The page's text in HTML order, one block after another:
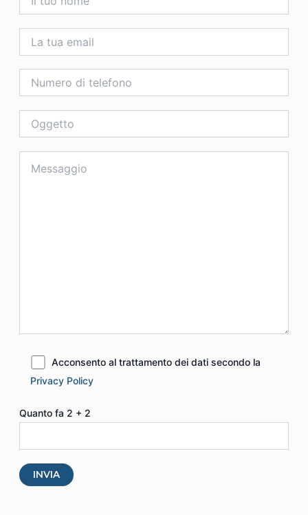
Acconsento al trattamento dei dati secondo la
Privacy Policy
Quanto fa 2 + 2